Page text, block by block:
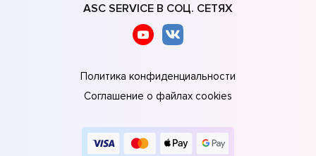
ASC SERVICE В СОЦ. СЕТЯХ
Политика конфиденциальности
Соглашение о файлах cookies